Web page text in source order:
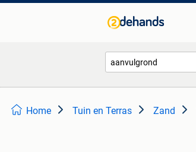
Home Tuin en Terras Zand